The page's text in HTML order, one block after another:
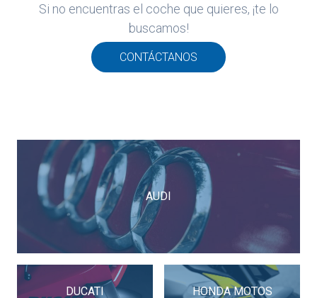
Si no encuentras el coche que quieres, ¡te lo
buscamos!
CONTÁCTANOS
AUDI
DUCATI HONDA MOTOS